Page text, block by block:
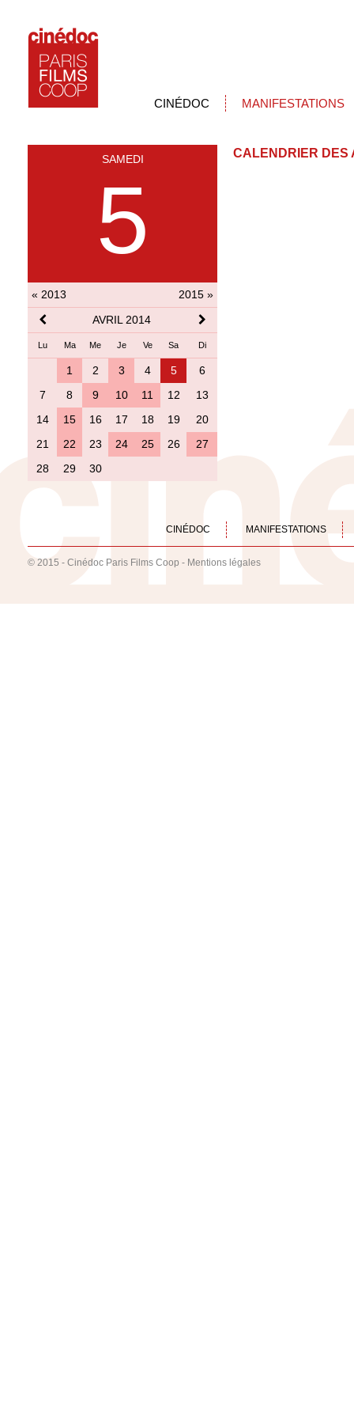
CINÉDOC MANIFESTATIONS
SAMEDI
5
« 2013
2015 »
AVRIL 2014
Lu Ma Me Je Ve Sa Di
1 2 3 4 5
6
7
8 9 10 11 12
13
14
15 16 17 18 19
20
21
22 23 24 25 26
27
28
29 30
CALENDRIER DES
CINÉDOC MANIFESTATIONS
© 2015 - Cinédoc Paris Films Coop - Mentions légales